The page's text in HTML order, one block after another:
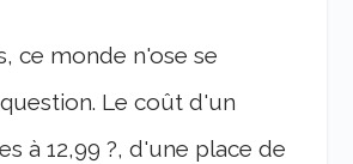
ce monde n'ose se
Le coût d'un
à 12,99 ?, d'une place de